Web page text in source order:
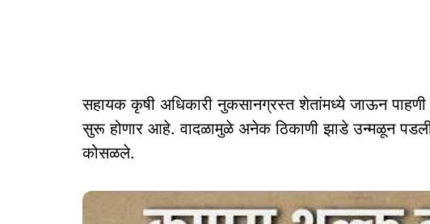
सहायक कृषी अधिकारी नुकसानग्रस्त शेतांमध्ये जाऊन
सुरू होणार आहे. वादळामुळे अनेक ठिकाणी झाडे उन्मळून पडली.
कोसळले.